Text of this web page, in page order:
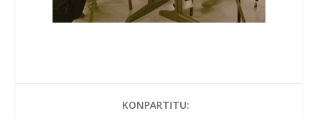
KONPARTITU: